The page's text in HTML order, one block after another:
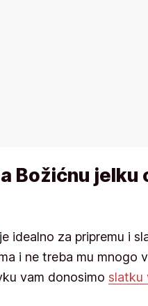
Božićnu jelku
je idealno za pripremu i
i ne treba mu mnogo
vam donosimo slatku